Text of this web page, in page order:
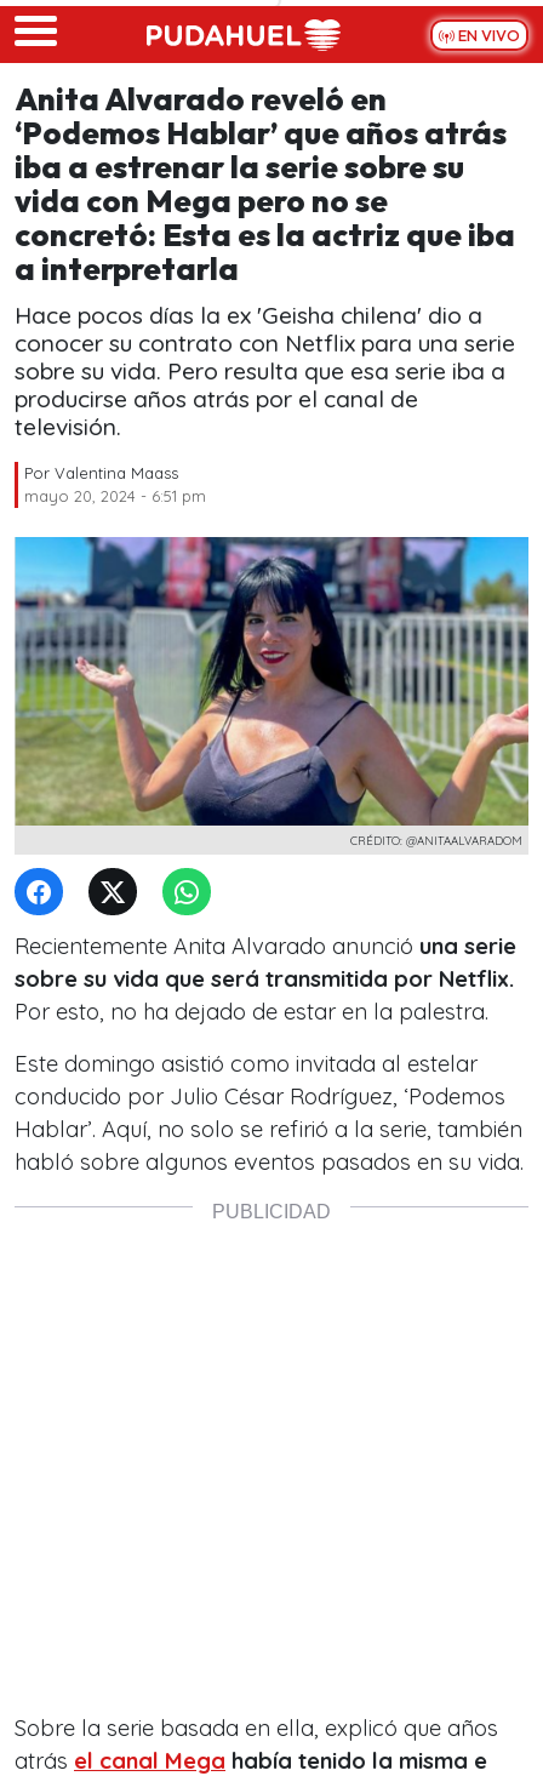
Skip to main content
EN VIVO
Anita Alvarado reveló en
‘Podemos Hablar’ que años atrás
iba a estrenar la serie sobre su
vida con Mega pero no se
concretó: Esta es la actriz que iba
a interpretarla
Hace pocos días la ex 'Geisha chilena' dio a
conocer su contrato con Netflix para una serie
sobre su vida. Pero resulta que esa serie iba a
producirse años atrás por el canal de
televisión.
Por Valentina Maass
mayo 20, 2024 - 6:51 pm
CRÉDITO: @ANITAALVARADOM
Recientemente Anita Alvarado anunció una serie
sobre su vida que será transmitida por Netflix.
Por esto, no ha dejado de estar en la palestra.
Este domingo asistió como invitada al estelar
conducido por Julio César Rodríguez, ‘Podemos
Hablar’. Aquí, no solo se refirió a la serie, también
habló sobre algunos eventos pasados en su vida.
Sobre la serie basada en ella, explicó que años
atrás el canal Mega había tenido la misma e